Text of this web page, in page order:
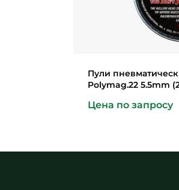
Пули
Polymag.22 5.5mm
Цена по запросу